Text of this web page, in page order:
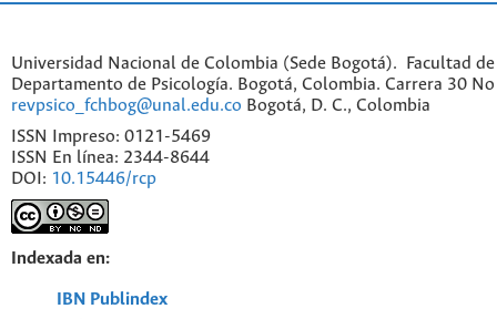
Universidad Nacional de Colombia (Sede Bogotá). Facultad de
Departamento de Psicología. Bogotá, Colombia. Carrera 30
revpsico_fchbog@unal.edu.co Bogotá, D. C., Colombia
ISSN Impreso: 0121-5469
ISSN En línea: 2344-8644
DOI: 10.15446/rcp
Indexada en:
IBN Publindex